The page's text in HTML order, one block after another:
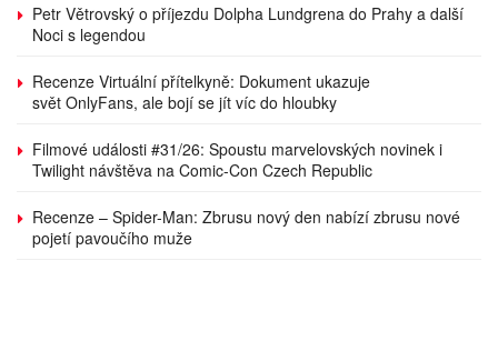
Petr Větrovský o příjezdu Dolpha Lundgrena do Prahy a další
Noci s legendou
Recenze Virtuální přítelkyně: Dokument ukazuje
svět OnlyFans, ale bojí se jít víc do hloubky
Filmové události #31/26: Spoustu marvelovských novinek i
Twilight návštěva na Comic-Con Czech Republic
Recenze – Spider-Man: Zbrusu nový den nabízí zbrusu nové
pojetí pavoučího muže